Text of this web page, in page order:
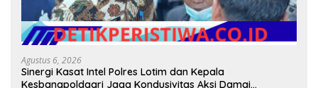
Agustus 6, 2026
Sinergi Kasat Intel Polres Lotim dan Kepala
Kesbangpoldagri Jaga Kondusivitas Aksi Damai